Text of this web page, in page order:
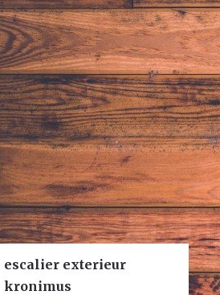
escalier exterieur
kronimus